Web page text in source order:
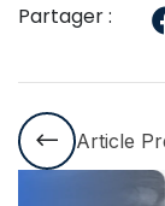
Partager :
Article